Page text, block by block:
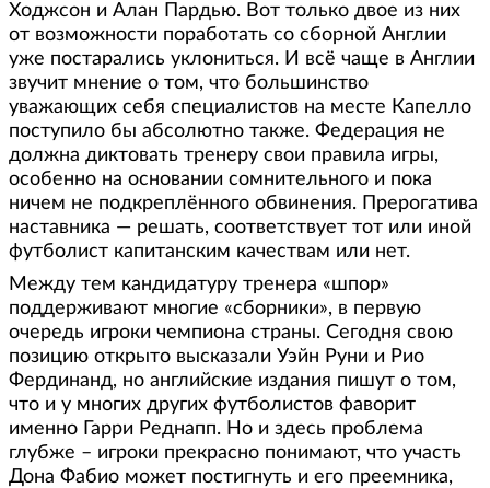
Ходжсон и Алан Пардью. Вот только двое из них
от возможности поработать со сборной Англии
уже постарались уклониться. И всё чаще в Англии
звучит мнение о том, что большинство
уважающих себя специалистов на месте Капелло
поступило бы абсолютно также. Федерация не
должна диктовать тренеру свои правила игры,
особенно на основании сомнительного и пока
ничем не подкреплённого обвинения. Прерогатива
наставника — решать, соответствует тот или иной
футболист капитанским качествам или нет.
Между тем кандидатуру тренера «шпор»
поддерживают многие «сборники», в первую
очередь игроки чемпиона страны. Сегодня свою
позицию открыто высказали Уэйн Руни и Рио
Фердинанд, но английские издания пишут о том,
что и у многих других футболистов фаворит
именно Гарри Реднапп. Но и здесь проблема
глубже – игроки прекрасно понимают, что участь
Дона Фабио может постигнуть и его преемника,